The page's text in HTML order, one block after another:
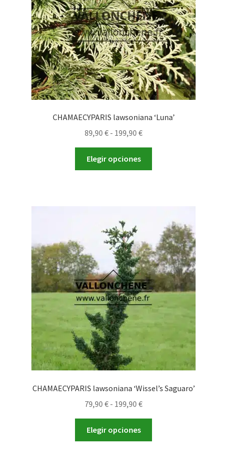
en
la
página
de
producto
CHAMAECYPARIS lawsoniana ‘Luna’
89,90 € - 199,90 €Rango
de
desde
Elegir opciones
opciones
se
pueden
elegir
en
la
página
CHAMAECYPARIS lawsoniana ‘Wissel’s Saguaro’
79,90 € - 199,90 €Rango
desde
Elegir opciones